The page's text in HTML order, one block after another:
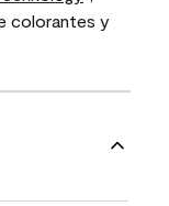
colorantes y